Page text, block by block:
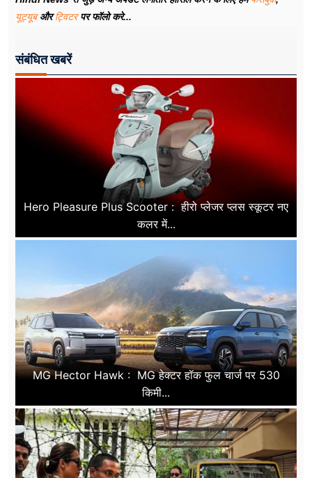
यूट्यूबऔरट्विटरपर फॉलो करे...
संबंधित खबरें
Hero Pleasure Plus Scooter : हीरो प्लेजर प्लस स्कूटर नए
कलर में...
MG Hector Hawk : MG हेक्टर हॉक फुल चार्ज पर 530
किमी...